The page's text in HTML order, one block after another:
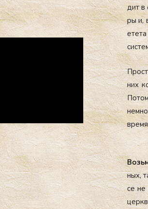
дит в
ры и,
них
ных,
се не